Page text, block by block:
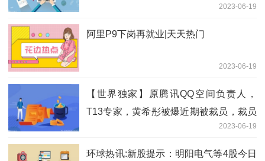
2023-06-19
阿里P9下岗再就业|天天热门
2023-06-19
【世界独家】原腾讯QQ空间负责人，
T13专家，黄希彤被爆近期被裁员，裁员
2023-06-19
环球热讯:新股提示：明阳电气等4股今日